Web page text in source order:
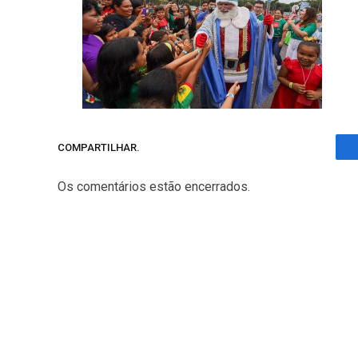
COMPARTILHAR.
Os comentários estão encerrados.